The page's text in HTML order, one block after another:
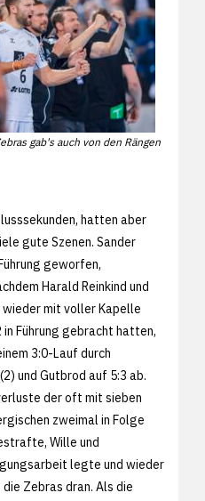
gab's auch von den Rängen
hatten aber
gute Szenen. Sander
geworfen,
Harald Reinkind und
wieder mit voller Kapelle
Führung gebracht hatten,
3:0-Lauf durch
und Gutbrod auf 5:3 ab.
der oft mit sieben
zweimal in Folge
Wille und
legte und wieder
Zebras dran. Als die